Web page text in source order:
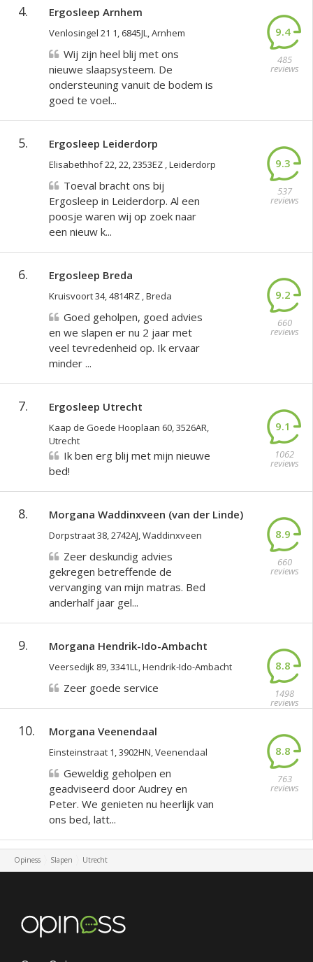
4. Ergosleep Arnhem
Venlosingel 21 1, 6845JL, Arnhem 9.4
485
reviews
Wij zijn heel blij met ons
nieuwe slaapsysteem. De
ondersteuning vanuit de bodem is
goed te voel...
5. Ergosleep Leiderdorp
Elisabethhof 22, 22, 2353EZ , Leiderdorp 9.3
537
reviews
Toeval bracht ons bij
Ergosleep in Leiderdorp. Al een
poosje waren wij op zoek naar
een nieuw k...
6. Ergosleep Breda
Kruisvoort 34, 4814RZ , Breda 9.2
660
reviews
Goed geholpen, goed advies
en we slapen er nu 2 jaar met
veel tevredenheid op. Ik ervaar
minder ...
7. Ergosleep Utrecht
Kaap de Goede Hooplaan 60, 3526AR,
Utrecht
9.1
1062
reviews
Ik ben erg blij met mijn nieuwe
bed!
8. Morgana Waddinxveen (van der Linde)
Dorpstraat 38, 2742AJ, Waddinxveen 8.9
660
reviews
Zeer deskundig advies
gekregen betreffende de
vervanging van mijn matras. Bed
anderhalf jaar gel...
9. Morgana Hendrik-Ido-Ambacht
Veersedijk 89, 3341LL, Hendrik-Ido-Ambacht 8.8
1498
reviews
Zeer goede service
10. Morgana Veenendaal
Einsteinstraat 1, 3902HN, Veenendaal 8.8
763
reviews
Geweldig geholpen en
geadviseerd door Audrey en
Peter. We genieten nu heerlijk van
ons bed, latt...
Opiness Slapen Utrecht